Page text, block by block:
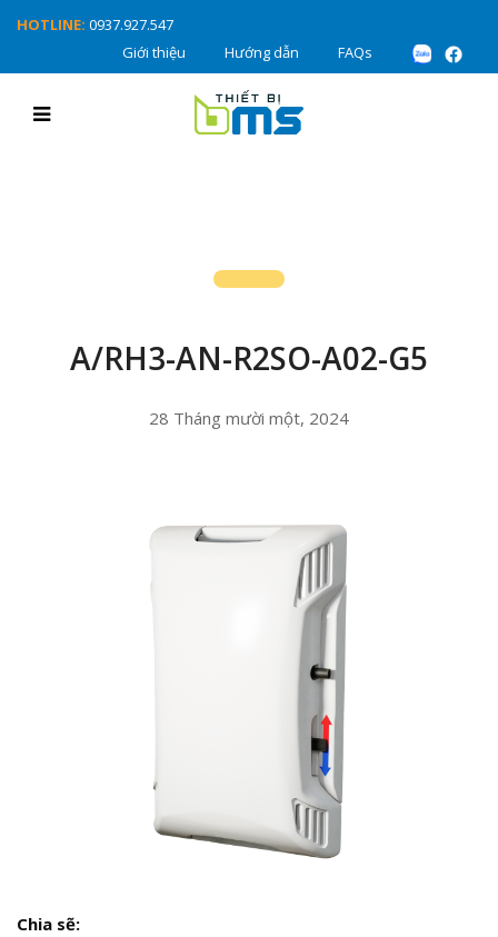
HOTLINE: 0937.927.547
Giới thiệu
Hướng dẫn FAQs
A/RH3-AN-R2SO-A02-G5
28 Tháng mười một, 2024
Chia sẽ: